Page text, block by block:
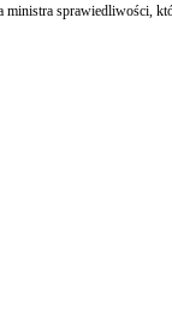
ministra sprawiedliwości,